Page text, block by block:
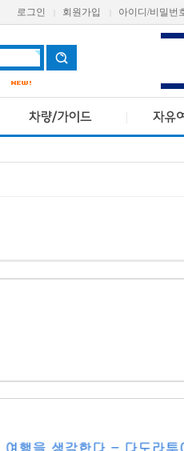
로그인 회원가입 아이디/비밀번
7
1